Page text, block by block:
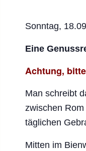
Sonntag,
Eine
Achtung,
Man schreibt
zwischen
täglichen
Mitten im